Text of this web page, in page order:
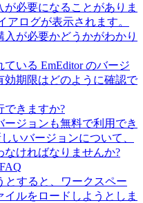
必要になることがありま
アログが表示されます。
が必要かどうかがわかり
いる EmEditor のバージ
効期限はどのように確認で
できますか?
ジョンも無料で利用でき
いバージョンについて、
なければなりませんか?
とすると、ワークスペー
ルをロードしようとしま